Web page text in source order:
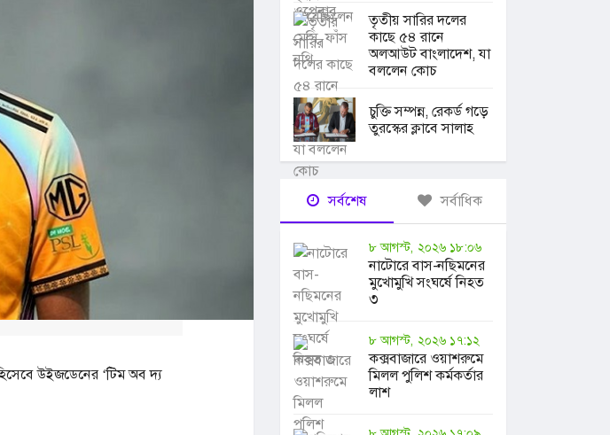
উইজডেনের ‘টিম অব দ্য
তৃতীয় সারির দলের
কাছে ৫৪ রানে
অলআউট বাংলাদেশ, যা
বললেন কোচ
চুক্তি সম্পন্ন, রেকর্ড গড়ে
তুরস্কের ক্লাবে সালাহ
সর্বশেষ সর্বাধিক
৮ আগস্ট, ২০২৬ ১৮:০৬
নাটোরে বাস-নছিমনের
মুখোমুখি সংঘর্ষে নিহত
৩
৮ আগস্ট, ২০২৬ ১৭:১২
কক্সবাজারে ওয়াশরুমে
মিলল পুলিশ কর্মকর্তার
লাশ